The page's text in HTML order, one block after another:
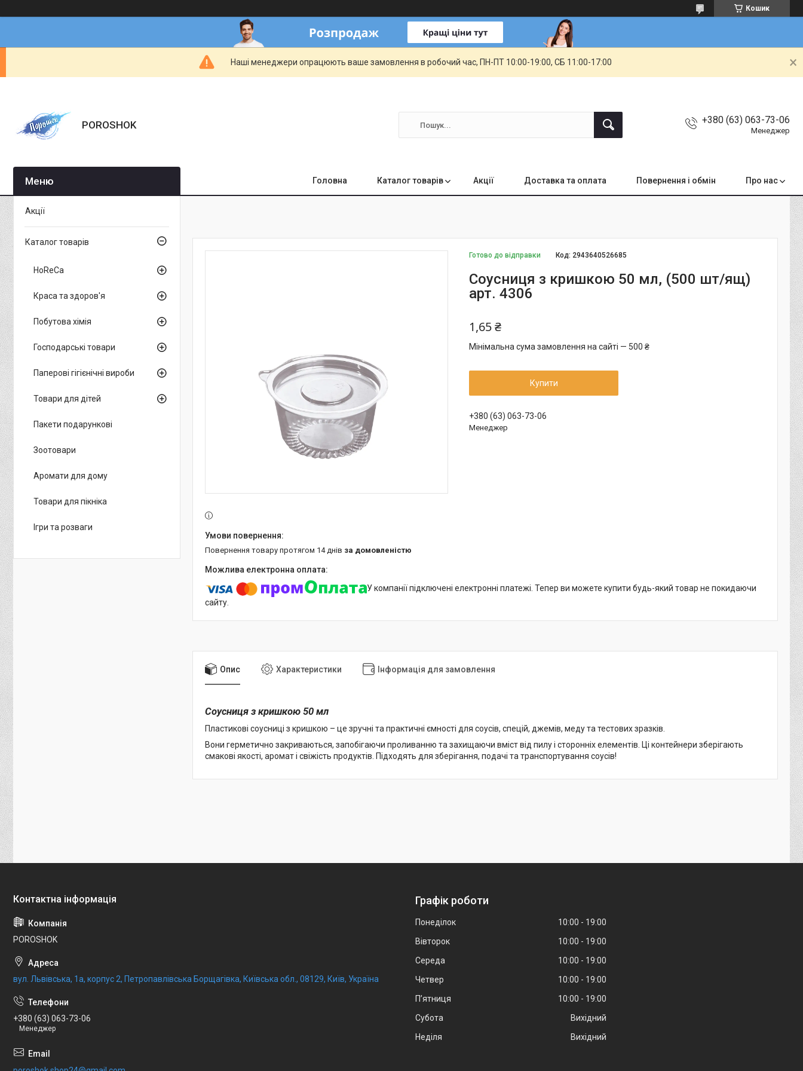
Кошик
Наші менеджери опрацюють ваше замовлення в робочий час, ПН-ПТ 10:00-19:00, СБ 11:00-17:00
POROSHOK +380 (63) 063-73-06
Менеджер
Головна Каталог товарів Акції Доставка та оплата Повернення і обмін Про нас
Готово до відправки Код: 2943640526685
Соусниця з кришкою 50 мл, (500 шт/ящ)
арт. 4306
1,65 ₴
Мінімальна сума замовлення на сайті — 500 ₴
Купити
+380 (63) 063-73-06
Менеджер
повернення товару протягом 14 днів за домовленістю
У компанії підключені електронні платежі. Тепер ви можете купити будь-який товар не покидаючи
сайту.
Опис Характеристики Інформація для замовлення
Соусниця з кришкою 50 мл
Пластикові соусниці з кришкою – це зручні та практичні ємності для соусів, спецій, джемів, меду та тестових зразків.
Вони герметично закриваються, запобігаючи проливанню та захищаючи вміст від пилу і сторонніх елементів. Ці контейнери зберігають
смакові якості, аромат і свіжість продуктів. Підходять для зберігання, подачі та транспортування соусів!
Акції
Каталог товарів
HoReCa
Краса та здоров'я
Побутова хімія
Господарські товари
Паперові гігієнічні вироби
Товари для дітей
Пакети подарункові
Зоотовари
Аромати для дому
Товари для пікніка
Ігри та розваги
POROSHOK
вул. Львівська, 1а, корпус 2, Петропавлівська Борщагівка, Київська обл., 08129, Київ, Україна
+380 (63) 063-73-06
Менеджер
Графік роботи
Понеділок 10:00
19:00
Вівторок
10:00
19:00
Середа
10:00
19:00
Четвер
10:00
19:00
Пʼятниця
10:00
19:00
Субота
Вихідний
Неділя
Вихідний